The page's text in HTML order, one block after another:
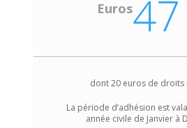
Euros47
dont 20 euros de droits
La période d’adhésion est
année civile de Janvier à